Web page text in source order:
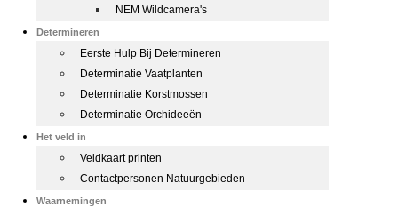
NEM Wildcamera's
Determineren
Eerste Hulp Bij Determineren
Determinatie Vaatplanten
Determinatie Korstmossen
Determinatie Orchideeën
Het veld in
Veldkaart printen
Contactpersonen Natuurgebieden
Waarnemingen